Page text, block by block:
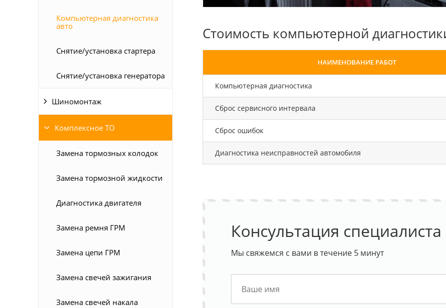
Компьютерная диагностика
авто
Снятие/установка стартера
Снятие/установка генератора
Шиномонтаж
Комплексное ТО
Замена тормозных колодок
Замена тормозной жидкости
Диагностика двигателя
Замена ремня ГРМ
Замена цепи ГРМ
Замена свечей зажигания
Замена свечей накала
Стоимость компьютерной
НАИМЕНОВАНИЕ РАБОТ
Компьютерная диагностика
Сброс сервисного интервала
Сброс ошибок
Диагностика неисправностей автомобиля
Консультация специалиста
Мы свяжемся с вами в течение 5 минут